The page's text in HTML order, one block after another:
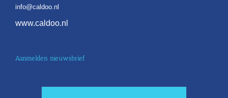
info@caldoo.nl
www.caldoo.nl
Aanmelden nieuwsbrief